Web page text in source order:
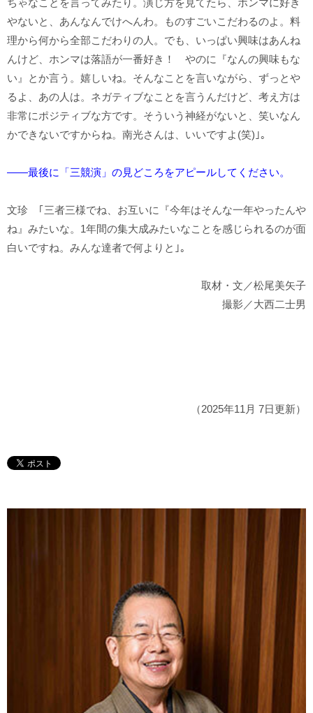
ちゃなことを言ってみたり。演じ方を見てたら、ホンマに好き
やないと、あんなんでけへんわ。ものすごいこだわるのよ。料
理から何から全部こだわりの人。でも、いっぱい興味はあんね
んけど、ホンマは落語が一番好き！ やのに『なんの興味もな
い』とか言う。嬉しいね。そんなことを言いながら、ずっとや
るよ、あの人は。ネガティブなことを言うんだけど、考え方は
非常にポジティブな方です。そういう神経がないと、笑いなん
かできないですからね。南光さんは、いいですよ(笑)｣。
――最後に「三競演」の見どころをアピールしてください。
文珍 ｢三者三様でね、お互いに『今年はそんな一年やったんや
ね』みたいな。1年間の集大成みたいなことを感じられるのが面
白いですね。みんな達者で何よりと｣。
取材・文／松尾美矢子
撮影／大西二士男
（2025年11月 7日更新）